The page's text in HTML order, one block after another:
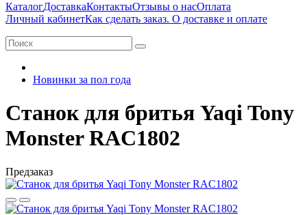
КаталогДоставкаКонтактыОтзывы о насОплата
Личный кабинетКак сделать заказ. О доставке и оплате
Новинки за пол года
Станок для бритья Yaqi Tony
Monster RAC1802
Предзаказ